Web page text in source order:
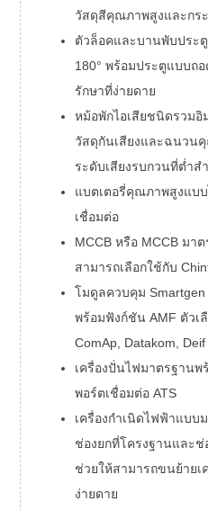
วัสดุสีคุณภาพสูงและกร
ตัวล็อคและบานพับประ
180° พร้อมประตูแบบถ
รักษาที่ง่ายดาย
หม้อพักไอเสียชนิดรวม
วัสดุกันเสียงและฉนวน
ระดับเสียงรบกวนที่ต่ำส
แบตเตอรี่คุณภาพสูงแบ
เชื่อมต่อ
MCCB หรือ MCCB มา
สามารถเลือกใช้กับ
โมดูลควบคุม
พร้อมฟังก์ชัน AMF ตัวเ
ComAp, Datakom, Deif
เครื่องปั่นไฟมาตรฐานพ
พอร์ตเชื่อมต่อ ATS
เครื่องกำเนิดไฟฟ้าแบบ
ช่องยกที่โครงฐานและ
ช่วยให้สามารถขนย้ายเ
ง่ายดาย